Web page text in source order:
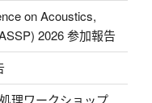
on Acoustics,
2026 参加報告
理ワークショップ